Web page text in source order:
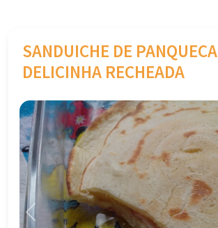
SANDUICHE DE PANQUECA
DELICINHA RECHEADA
Previous